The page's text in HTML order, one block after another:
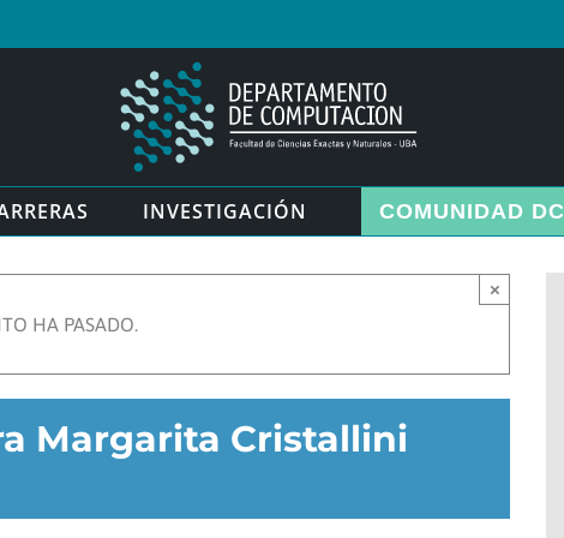
INVESTIGACIÓN COMUNIDAD DC
HA PASADO.
×
Margarita Cristallini